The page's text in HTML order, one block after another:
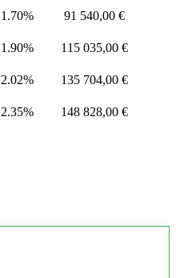
1.70%
91 540,00 €
1.90%
115 035,00 €
2.02%
135 704,00 €
2.35% 148 828,00 €